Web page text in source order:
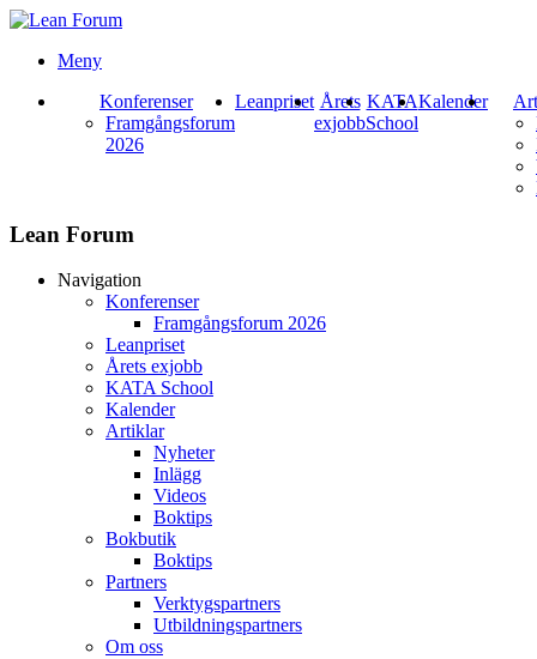
Meny
Konferenser
Framgångsforum
2026
Leanpriset Årets
exjobb
KATA
School
Kalender
Lean Forum
Navigation
Konferenser
Framgångsforum 2026
Leanpriset
Årets exjobb
KATA School
Kalender
Artiklar
Nyheter
Inlägg
Videos
Boktips
Bokbutik
Boktips
Partners
Verktygspartners
Utbildningspartners
Om oss